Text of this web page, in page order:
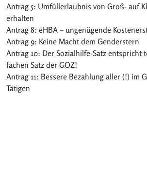
Antrag 5: Umfüllerlaubnis von Groß- auf
erhalten
Antrag 8: eHBA – ungenügende
Antrag 9: Keine Macht dem Genderstern
Antrag 10: Der Sozialhilfe-Satz entspricht
fachen Satz der GOZ!
Antrag 11: Bessere Bezahlung aller (!) im
Tätigen